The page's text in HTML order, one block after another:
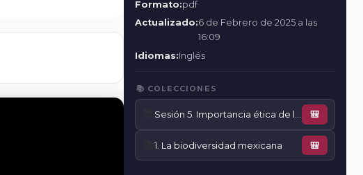
Formato:pdf
Actualizado:6 de Febrero de 2025 a las
16:09
Idiomas:Inglés
📚 COLECCIONES
🎒
📚1. La biodiversidad mexicana 🎒